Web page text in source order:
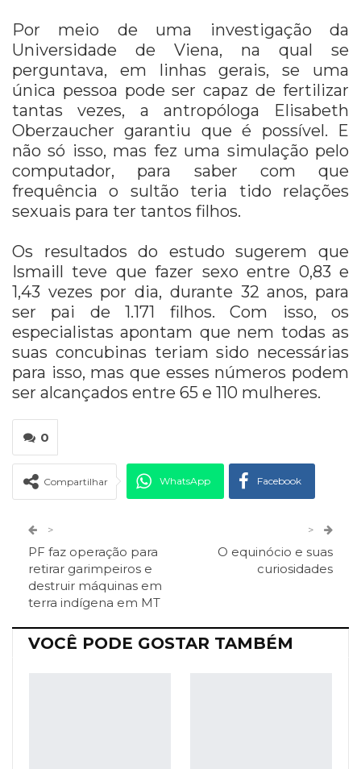
Por meio de uma investigação da
Universidade de Viena, na qual se
perguntava, em linhas gerais, se uma
única pessoa pode ser capaz de fertilizar
tantas vezes, a antropóloga Elisabeth
Oberzaucher garantiu que é possível. E
não só isso, mas fez uma simulação pelo
computador, para saber com que
frequência o sultão teria tido relações
sexuais para ter tantos filhos.
Os resultados do estudo sugerem que
Ismaill teve que fazer sexo entre 0,83 e
1,43 vezes por dia, durante 32 anos, para
ser pai de 1.171 filhos. Com isso, os
especialistas apontam que nem todas as
suas concubinas teriam sido necessárias
para isso, mas que esses números podem
ser alcançados entre 65 e 110 mulheres.
0
Compartilhar WhatsApp Facebook
Pinterest Telegram
Facebook Messenger
>
PF faz operação para
retirar garimpeiros e
destruir máquinas em
terra indígena em MT
>
O equinócio e suas
curiosidades
VOCÊ PODE GOSTAR TAMBÉM